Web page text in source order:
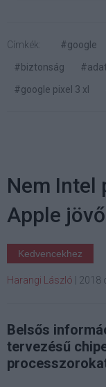
Címkék: #google
#biztonság
#google pixel 3 xl
Nem Intel
Apple
Kedvencekhez
Harangi László 2018
Belsős
tervezésű